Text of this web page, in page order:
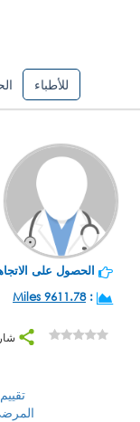
للأطباء
الحصول على
:
9611.78 Miles
تقييم